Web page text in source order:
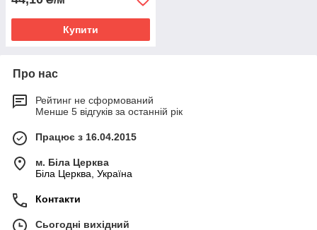
Купити
Про нас
Рейтинг не сформований
Менше 5 відгуків за останній рік
Працює з 16.04.2015
м. Біла Церква
Біла Церква, Україна
Контакти
Сьогодні вихідний